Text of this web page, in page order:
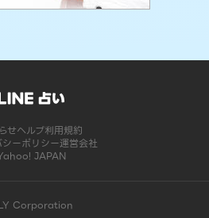
せヘルプ利用規約
ーポリシー運営会社
JAPAN
Corporation